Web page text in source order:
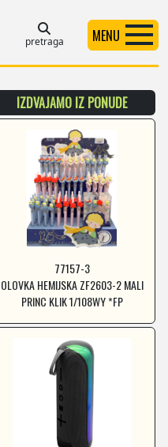
pretraga MENU
IZDVAJAMO IZ PONUDE
77157-3
OLOVKA HEMIJSKA ZF2603-2 MALI
PRINC KLIK 1/108WY *FP